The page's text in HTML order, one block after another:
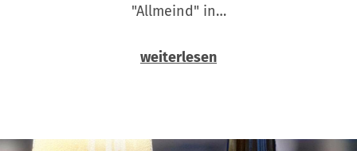
"Allmeind" in…
weiterlesen